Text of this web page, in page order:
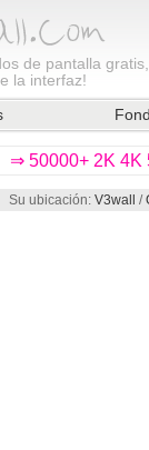
de pantalla
la interfaz!
⇒ 50000+ 2K 4K
Su ubicación: V3wall /